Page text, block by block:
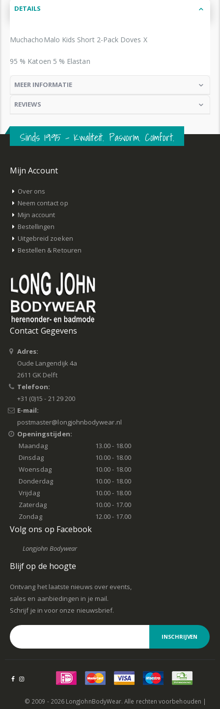
DETAILS
MuchachoMalo Kids Short 2-Pack Doves X
95 % Katoen 5 % Elastan
MEER INFORMATIE
REVIEWS
Sinds 1995 – Kwaliteit. Pasvorm. Comfort.
Mijn Account
Over ons
Neem contact op
Mijn account
Bestellingen
Uitgebreid zoeken
Bestellen & Retouren
Contact Gegevens
Adres:
Oude Langendijk 4a
2611 GK Delft
Telefoon:
+31 (0)15 - 21 29 200
E-mail:
postmaster@longjohnbodywear.nl
Openingstijden:
Maandag
13.00 - 18.00
Dinsdag
10.00 - 18.00
Woensdag
10.00 - 18.00
Donderdag
10.00 - 18.00
Vrijdag
10.00 - 18.00
Zaterdag
10.00 - 17.00
Zondag
12.00 - 17.00
Volg ons op Facebook
Longjohn Bodywear
Blijf op de hoogte
Ontvang het laatste nieuws over events,
sales en aanbiedingen in je mail.
Schrijf je in voor onze nieuwsbrief.
INSCHRIJVEN
© 2009 - 2026 LongJohnBodyWear. Alle rechten voorbehouden |